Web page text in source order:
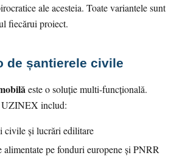
ale acesteia. Toate variantele sunt
fiecărui proiect.
de șantierele civile
este o soluție multi-funcțională.
UZINEX includ:
civile și lucrări edilitare
alimentate pe fonduri europene și PNRR